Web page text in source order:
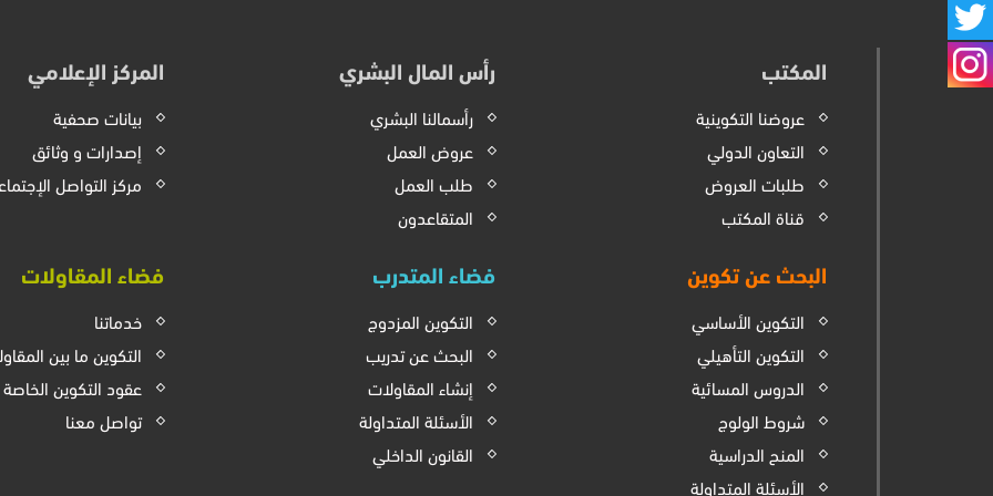
المكتب
عروضنا التكوينية
التعاون الدولي
طلبات العروض
قناة المكتب
رأس المال البشري
رأسمالنا البشري
عروض العمل
طلب العمل
المتقاعدون
المركز الإعلامي
بيانات صحفية
إصدارات و وثائق
مركز التواصل
البحث عن تكوين
التكوين الأساسي
التكوين التأهيلي
الدروس المسائية
شروط الولوج
المنح الدراسية
الأسئلة المتداولة
فضاء المتدرب
التكوين المزدوج
البحث عن تدريب
إنشاء المقاولات
الأسئلة المتداولة
القانون الداخلي
فضاء المقاولات
خدماتنا
التكوين ما بين
عقود التكوين الخاصة
تواصل معنا